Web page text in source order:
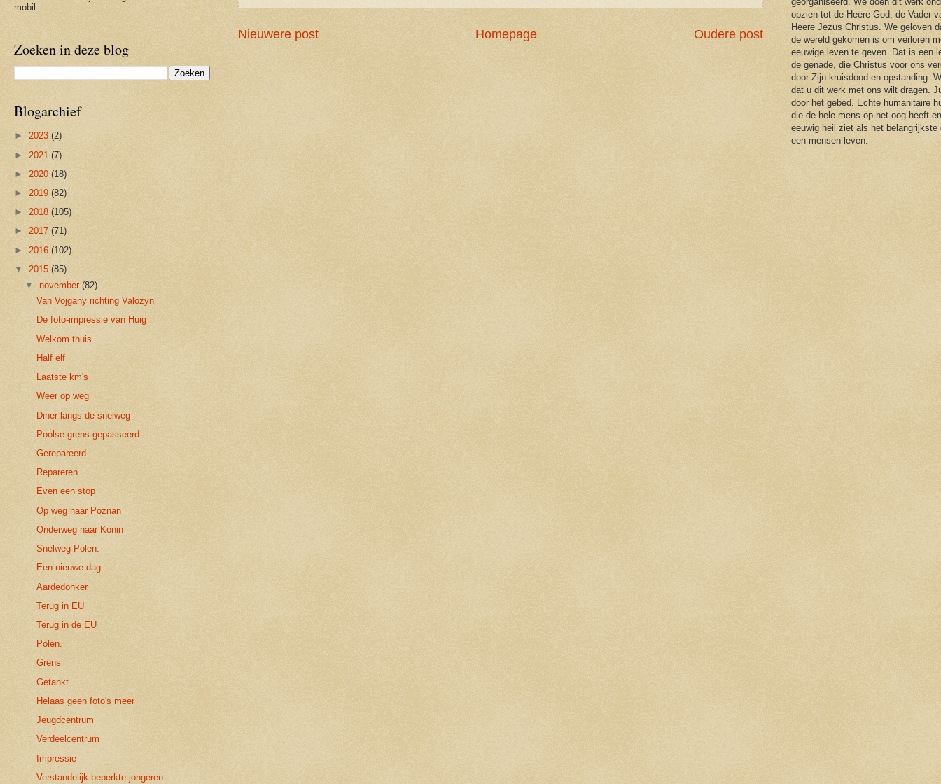
Nieuwere post Oudere post
Homepage
mobil...
Zoeken in deze blog
Blogarchief
► 2023 (2)
► 2021 (7)
► 2020 (18)
► 2019 (82)
► 2018 (105)
► 2017 (71)
► 2016 (102)
▼
2015 (85)
▼
november (82)
Van Vojgany richting Valozyn
De foto-impressie van Huig
Welkom thuis
Half elf
Laatste km's
Weer op weg
Diner langs de snelweg
Poolse grens gepasseerd
Gerepareerd
Repareren
Even een stop
Op weg naar Poznan
Onderweg naar Konin
Snelweg Polen.
Een nieuwe dag
Aardedonker
Terug in EU
Terug in de EU
Polen.
Grens
Getankt
Helaas geen foto's meer
Jeugdcentrum
Verdeelcentrum
Impressie
Verstandelijk beperkte jongeren
opzien tot de Heere God, de Vader
Heere Jezus Christus. We geloven
de wereld gekomen is om verloren
eeuwige leven te geven. Dat is een
de genade, die Christus voor ons
door Zijn kruisdood en opstanding.
dat u dit werk met ons wilt dragen.
door het gebed. Echte humanitaire
die de hele mens op het oog heeft
eeuwig heil ziet als het belangrijkste
een mensen leven.